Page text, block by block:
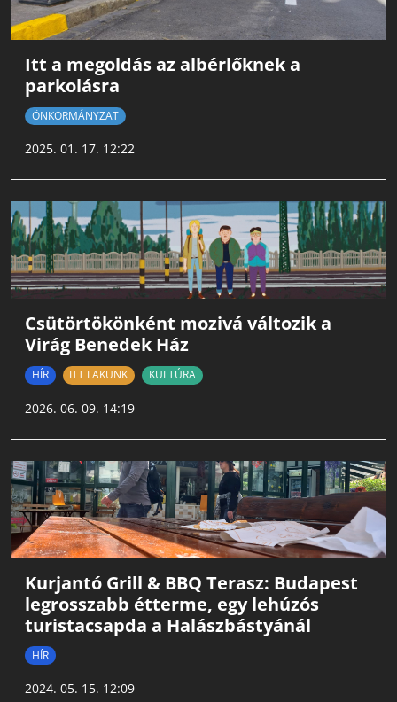
Itt a megoldás az albérlőknek a
parkolásra
ÖNKORMÁNYZAT
2025. 01. 17. 12:22
Csütörtökönként mozivá változik a
Virág Benedek Ház
HÍR ITT LAKUNK KULTÚRA
2026. 06. 09. 14:19
Kurjantó Grill & BBQ Terasz: Budapest
legrosszabb étterme, egy lehúzós
turistacsapda a Halászbástyánál
HÍR
2024. 05. 15. 12:09